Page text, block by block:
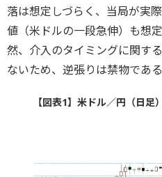
落は想定しづらく、当局が実
値（米ドルの一段急伸）も想
然、介入のタイミングに関す
ないため、逆張りは禁物であ
【図表1】米ドル／円（日足）